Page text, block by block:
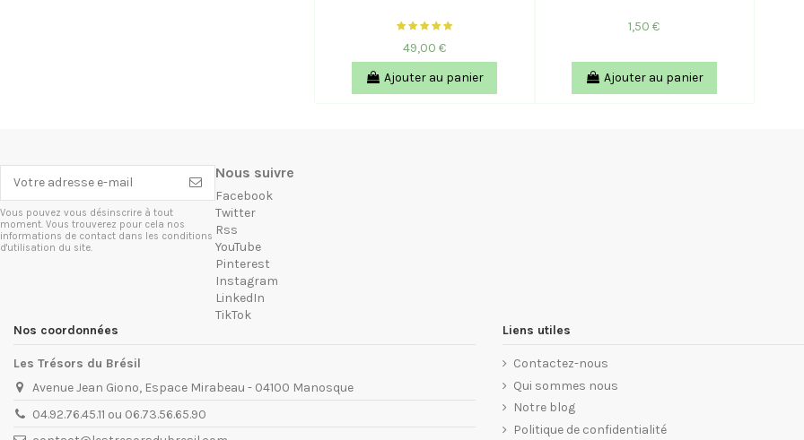
49,00 €
Ajouter au panier
1,50 €
Ajouter au panier
Vous pouvez vous désinscrire à tout
moment. Vous trouverez pour cela nos
informations de contact dans les conditions
d'utilisation du site.
Nous suivre
Facebook
Twitter
Rss
YouTube
Pinterest
Instagram
LinkedIn
TikTok
Nos coordonnées
Les Trésors du Brésil
Avenue Jean Giono, Espace Mirabeau - 04100 Manosque
04.92.76.45.11 ou 06.73.56.65.90
Liens utiles
Contactez-nous
Qui sommes nous
Notre blog
Politique de confidentialité